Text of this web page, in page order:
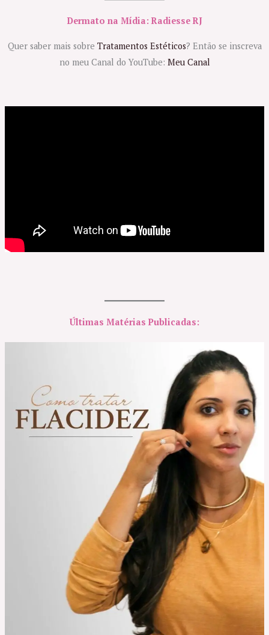
Dermato na Mídia: Radiesse RJ
Quer saber mais sobre Tratamentos Estéticos? Então se inscreva
no meu Canal do YouTube: Meu Canal
Últimas Matérias Publicadas: